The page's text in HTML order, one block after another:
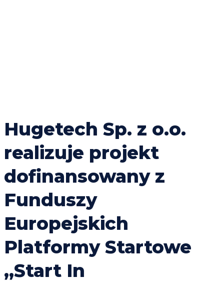
Hugetech Sp. z o.o.
realizuje projekt
dofinansowany z
Funduszy
Europejskich
Platformy Startowe
„Start In